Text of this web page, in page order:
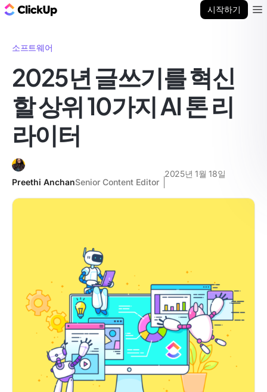
시작하기
소프트웨어
2025년 글쓰기를 혁신
할 상위 10가지 AI 톤 리
라이터
Preethi AnchanSenior Content Editor
2025년 1월 18일